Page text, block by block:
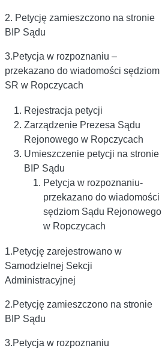
2. Petycję zamieszczono na stronie
BIP Sądu
3.Petycja w rozpoznaniu –
przekazano do wiadomości sędziom
SR w Ropczycach
Rejestracja petycji
Zarządzenie Prezesa Sądu
Rejonowego w Ropczycach
Umieszczenie petycji na stronie
BIP Sądu
Petycja w rozpoznaniu-
przekazano do wiadomości
sędziom Sądu Rejonowego
w Ropczycach
1.Petycję zarejestrowano w
Samodzielnej Sekcji
Administracyjnej
2.Petycję zamieszczono na stronie
BIP Sądu
3.Petycja w rozpoznaniu